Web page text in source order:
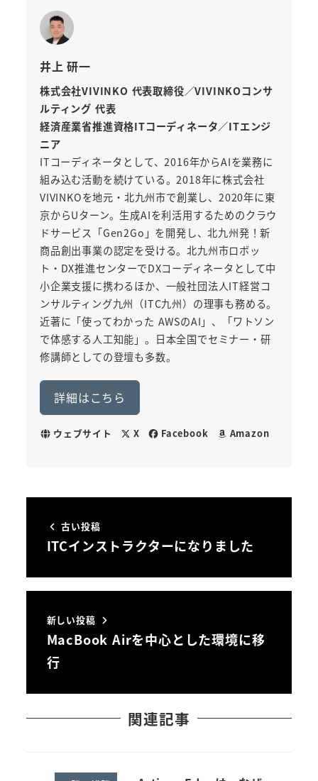
井上 研一
株式会社VIVINKO 代表取締役／VIVINKOコンサ
ルティング 代表
経済産業省推進資格ITコーディネータ／ITエンジ
ニア
ITコーディネータとして、2016年からAIを業務に
組み込む活動を続けている。2018年に株式会社
VIVINKOを地元・北九州市で創業し、2020年に東
京からUターン。生成AIを利活用するためのクラウ
ドサービス「Gen2Go」を開発し、北九州発！新
商品創出事業の認定を受ける。北九州市ロボッ
ト・DX推進センターでDXコーディネータとして中
小企業支援に携わるほか、一般社団法人IT経営コ
ンサルティング九州（ITC九州）の理事も務める。
近著に「使ってわかった AWSのAI」、「ワトソン
で体感する人工知能」。日本全国でセミナー・研
修講師としての登壇も多数。
詳細はこちら
ウェブサイト X Facebook Amazon
古い投稿
ITCインストラクターになりました
新しい投稿
MacBook Airを中心とした環境に移
行
関連記事